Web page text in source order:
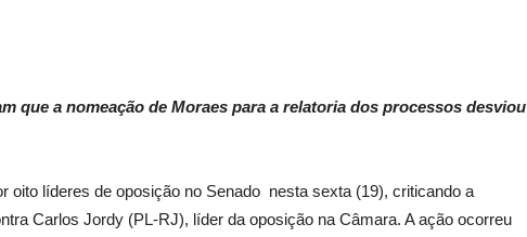
que a nomeação de Moraes para a relatoria dos processos desviou
oito líderes de oposição no Senado nesta sexta (19), criticando a
Carlos Jordy (PL-RJ), líder da oposição na Câmara. A ação ocorreu